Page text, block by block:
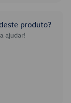
produto?
ajudar!